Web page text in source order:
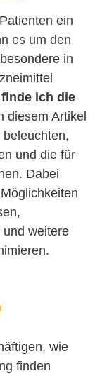
ein
es um den
in
ich die
diesem Artikel
und die für
Dabei
weitere
wie
finden